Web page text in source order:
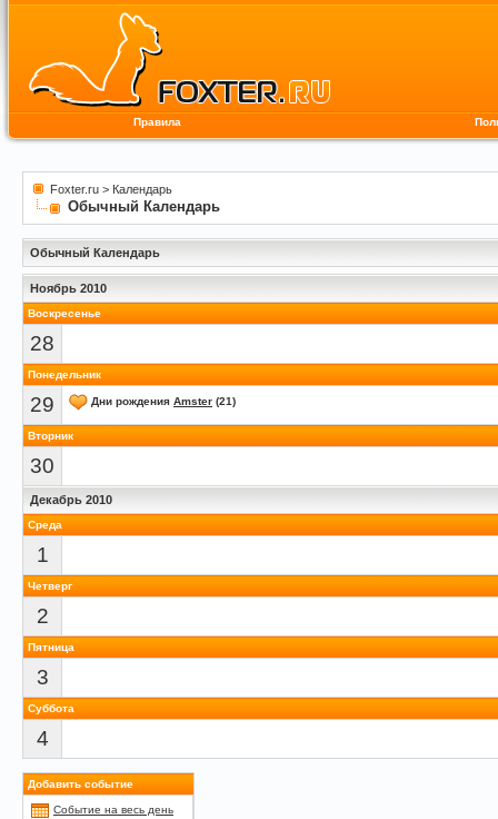
Правила
Foxter.ru > Календарь
Обычный Календарь
Обычный Календарь
Ноябрь 2010
Воскресенье
28
Понедельник
29 Дни рождения Amster (21)
Вторник
30
Декабрь 2010
Среда
1
Четверг
2
Пятница
3
Суббота
4
Добавить событие
Событие на весь день